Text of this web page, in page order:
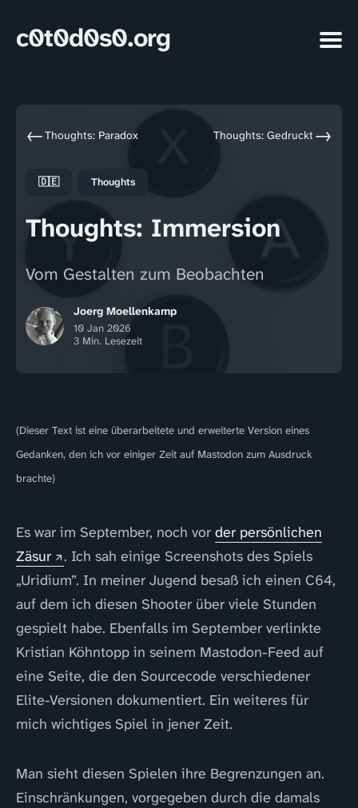
c0t0d0s0.org
←Thoughts: Paradox Thoughts: Gedruckt →
🇩🇪 Thoughts
Thoughts: Immersion
Vom Gestalten zum Beobachten
Joerg Moellenkamp
10 Jan 2026
3 Min. Lesezeit
(Dieser Text ist eine überarbeitete und erweiterte Version eines
Gedanken, den ich vor einiger Zeit auf Mastodon zum Ausdruck
brachte)
Es war im September, noch vor der persönlichen
Zäsur
. Ich sah einige Screenshots des Spiels
„Uridium”. In meiner Jugend besaß ich einen C64,
auf dem ich diesen Shooter über viele Stunden
gespielt habe. Ebenfalls im September verlinkte
Kristian Köhntopp in seinem Mastodon-Feed auf
eine Seite, die den Sourcecode verschiedener
Elite-Versionen dokumentiert. Ein weiteres für
mich wichtiges Spiel in jener Zeit.
Man sieht diesen Spielen ihre Begrenzungen an.
Einschränkungen, vorgegeben durch die damals